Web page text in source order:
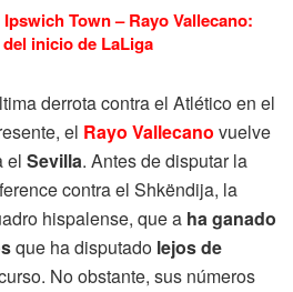
Town – Rayo Vallecano:
inicio de LaLiga
derrota contra el Atlético en el
el Rayo Vallecano vuelve
el Sevilla. Antes de disputar la
contra el Shkëndija, la
hispalense, que a ha ganado
que ha disputado lejos de
No obstante, sus números